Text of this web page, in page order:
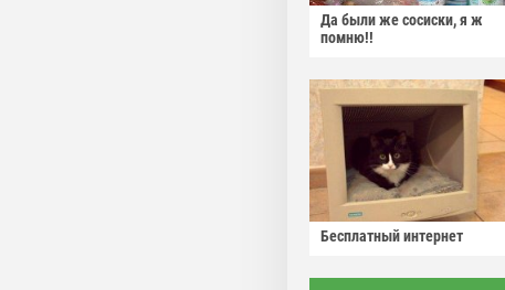
Да были же сосиски, я ж
помню!!
Бесплатный интернет